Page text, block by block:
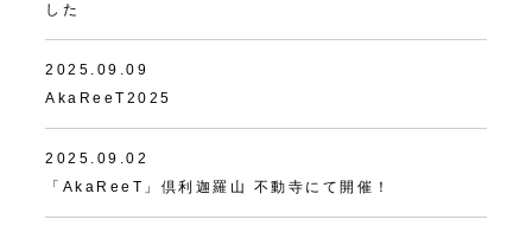
した
2025.09.09
AkaReeT2025
2025.09.02
「AkaReeT」倶利迦羅山 不動寺にて開催！